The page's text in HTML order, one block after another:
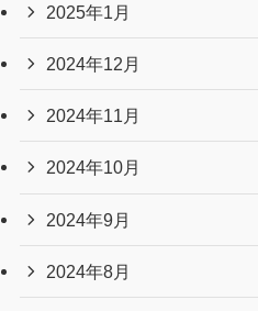
2025年1月
2024年12月
2024年11月
2024年10月
2024年9月
2024年8月